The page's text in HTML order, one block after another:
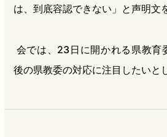
は、到底容認できない」と声明文
会では、23日に開かれる県教育
後の県教委の対応に注目したいと